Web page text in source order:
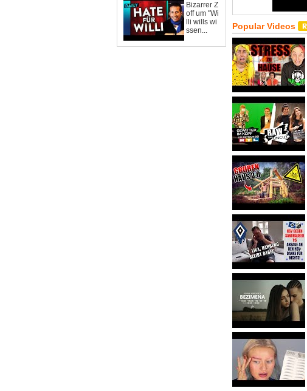
Bizarrer Z
off um "Wi
lli wills wi
ssen...
Popular Videos